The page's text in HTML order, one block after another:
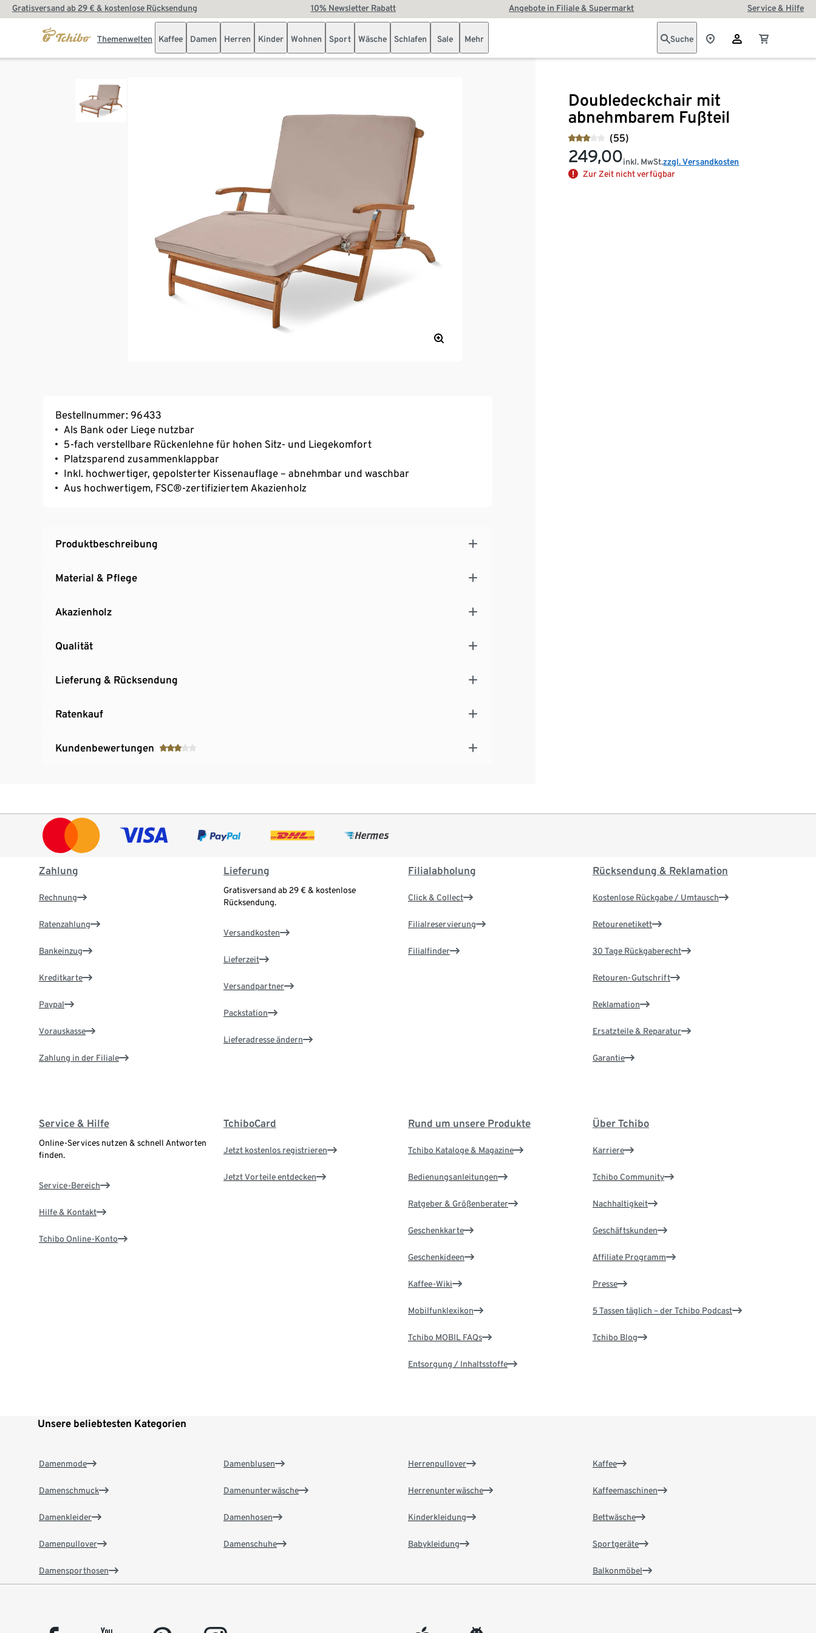
Gratisversand ab 29 € & kostenlose Rücksendung 10% Newsletter Rabatt Angebote in Filiale & Supermarkt Service & Hilfe
Themenwelten Kaffee Damen Herren Kinder Wohnen Sport Wäsche Schlafen Sale Mehr Suche
Doubledeckchair mit
abnehmbarem Fußteil
(55)
249,00inkl. MwSt.zzgl. Versandkosten
Zur Zeit nicht verfügbar
Bestellnummer: 96433
Als Bank oder Liege nutzbar
5-fach verstellbare Rückenlehne für hohen Sitz- und Liegekomfort
Platzsparend zusammenklappbar
Inkl. hochwertiger, gepolsterter Kissenauflage – abnehmbar und waschbar
Aus hochwertigem, FSC®-zertifiziertem Akazienholz
Produktbeschreibung
Material & Pflege
Akazienholz
Qualität
Lieferung & Rücksendung
Ratenkauf
Kundenbewertungen
Zahlung
Rechnung
Ratenzahlung
Bankeinzug
Kreditkarte
Paypal
Vorauskasse
Zahlung in der Filiale
Lieferung
Gratisversand ab 29 € & kostenlose
Rücksendung.
Versandkosten
Lieferzeit
Versandpartner
Packstation
Lieferadresse ändern
Filialabholung
Click & Collect
Filialreservierung
Filialfinder
Rücksendung & Reklamation
Kostenlose Rückgabe / Umtausch
Retourenetikett
30 Tage Rückgaberecht
Retouren-Gutschrift
Reklamation
Ersatzteile & Reparatur
Garantie
Service & Hilfe
Online-Services nutzen & schnell Antworten
finden.
Service-Bereich
Hilfe & Kontakt
Tchibo Online-Konto
TchiboCard
Jetzt kostenlos registrieren
Jetzt Vorteile entdecken
Rund um unsere Produkte
Tchibo Kataloge & Magazine
Bedienungsanleitungen
Ratgeber & Größenberater
Geschenkkarte
Geschenkideen
Kaffee-Wiki
Mobilfunklexikon
Tchibo MOBIL FAQs
Entsorgung / Inhaltsstoffe
Über Tchibo
Karriere
Tchibo Community
Nachhaltigkeit
Geschäftskunden
Affiliate Programm
Presse
5 Tassen täglich – der Tchibo Podcast
Tchibo Blog
Unsere beliebtesten Kategorien
Damenmode
Damenschmuck
Damenkleider
Damenpullover
Damensporthosen
Damenblusen
Damenunterwäsche
Damenhosen
Damenschuhe
Herrenpullover
Herrenunterwäsche
Kinderkleidung
Babykleidung
Kaffee
Kaffeemaschinen
Bettwäsche
Sportgeräte
Balkonmöbel